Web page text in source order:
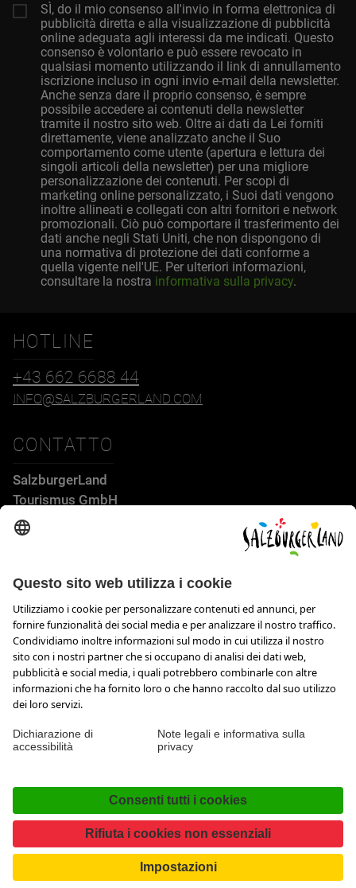
SÌ, do il mio consenso all'invio in forma elettronica di
pubblicità diretta e alla visualizzazione di pubblicità
online adeguata agli interessi da me indicati. Questo
consenso è volontario e può essere revocato in
qualsiasi momento utilizzando il link di annullamento
iscrizione incluso in ogni invio e-mail della newsletter.
Anche senza dare il proprio consenso, è sempre
possibile accedere ai contenuti della newsletter
tramite il nostro sito web. Oltre ai dati da Lei forniti
direttamente, viene analizzato anche il Suo
comportamento come utente (apertura e lettura dei
singoli articoli della newsletter) per una migliore
personalizzazione dei contenuti. Per scopi di
marketing online personalizzato, i Suoi dati vengono
inoltre allineati e collegati con altri fornitori e network
promozionali. Ciò può comportare il trasferimento dei
dati anche negli Stati Uniti, che non dispongono di
una normativa di protezione dei dati conforme a
quella vigente nell'UE. Per ulteriori informazioni,
consultare la nostra informativa sulla privacy.
HOTLINE
+43 662 6688 44
INFO@SALZBURGERLAND.COM
CONTATTO
SalzburgerLand
Tourismus GmbH
Wiener Bundesstraße 23
info@salzburgerland.com
APERTURA
Siamo lieti di ricevere la tua richiesta
Siamo a tua disposizione da lunedì a giovedì dalle ore 8 alle
Dichiarazione di accessibilità Press
FacebookInstagram
TikTokPinterestLinkedIn